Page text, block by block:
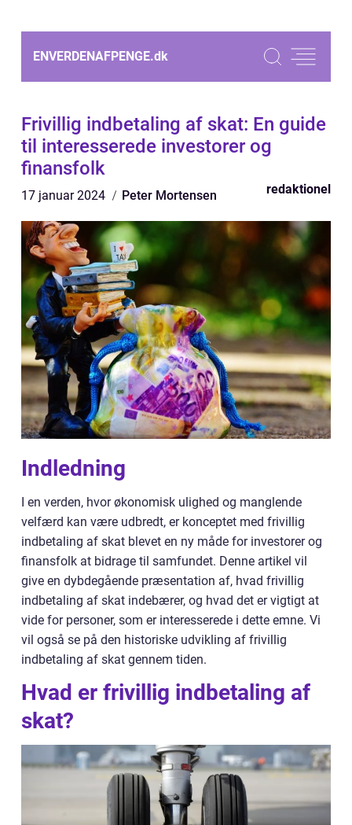
ENVERDENAFPENGE.dk
Frivillig indbetaling af skat: En guide
til interesserede investorer og
finansfolk
17 januar 2024 Peter Mortensen redaktionel
Indledning
I en verden, hvor økonomisk ulighed og manglende
velfærd kan være udbredt, er konceptet med frivillig
indbetaling af skat blevet en ny måde for investorer og
finansfolk at bidrage til samfundet. Denne artikel vil
give en dybdegående præsentation af, hvad frivillig
indbetaling af skat indebærer, og hvad det er vigtigt at
vide for personer, som er interesserede i dette emne. Vi
vil også se på den historiske udvikling af frivillig
indbetaling af skat gennem tiden.
Hvad er frivillig indbetaling af
skat?